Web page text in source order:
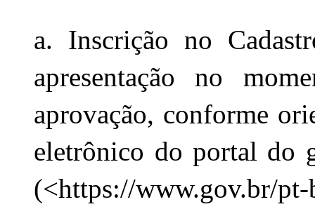
a. Inscrição no
apresentação no
aprovação, conforme
eletrônico do portal do
(<https://www.gov.br/